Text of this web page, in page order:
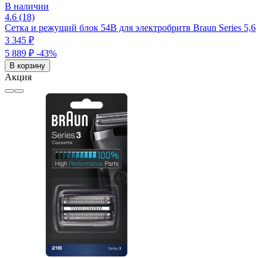
В наличии
4.6 (18)
Сетка и режущий блок 54B для электробритв Braun Series 5,6
3 345 ₽
5 889 ₽ -43%
В корзину
Акция